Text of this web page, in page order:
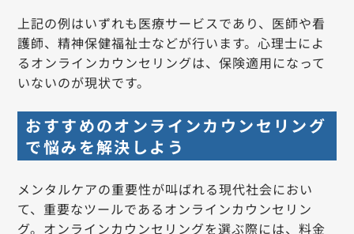
上記の例はいずれも医療サービスであり、医師や看
護師、精神保健福祉士などが行います。心理士によ
るオンラインカウンセリングは、保険適用になって
いないのが現状です。
おすすめのオンラインカウンセリング
で悩みを解決しよう
メンタルケアの重要性が叫ばれる現代社会におい
て、重要なツールであるオンラインカウンセリン
グ。オンラインカウンセリングを選ぶ際には、料金